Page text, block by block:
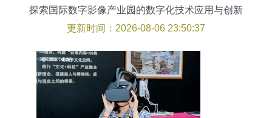
探索国际数字影像产业园的数字化技术应用与创新
数字文化创意内容应用服务的未来
更新时间：2026-08-06 23:50:37